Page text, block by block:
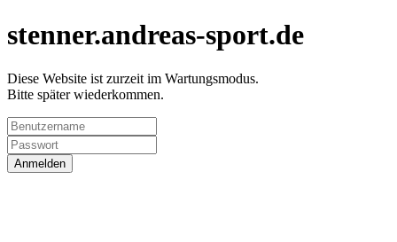
stenner.andreas-sport.de
Diese Website ist zurzeit im Wartungsmodus.
Bitte später wiederkommen.